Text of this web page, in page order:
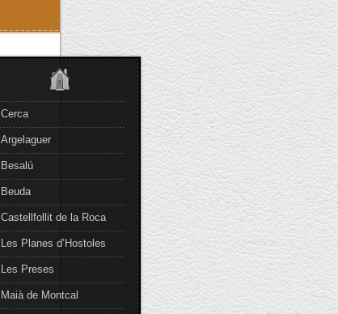
Cerca
Argelaguer
Besalú
Beuda
Castellfollit de la Roca
Les Planes d’Hostoles
Les Preses
Maià de Montcal